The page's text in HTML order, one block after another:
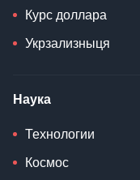
Курс доллара
Укрзализныця
Наука
Технологии
Космос